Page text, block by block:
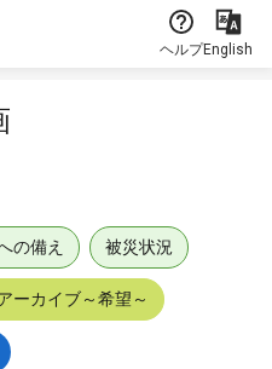
ヘルプEnglish
の備え 被災状況
ーカイブ～希望～